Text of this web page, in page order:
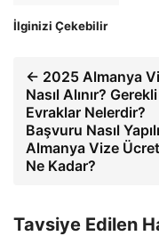
İlginizi Çekebilir
← 2025 Almanya
Nasıl Alınır? Gerekli
Evraklar Nelerdir?
Başvuru Nasıl
Almanya Vize
Ne Kadar?
Tavsiye Edilen